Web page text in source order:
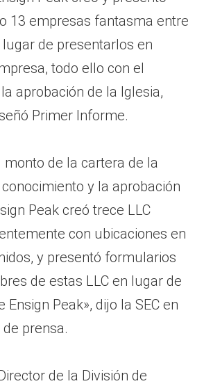
13 empresas fantasma entre
de presentarlos en
todo ello con el
aprobación de la Iglesia,
Primer Informe.
monto de la cartera de la
y la aprobación
Peak creó trece LLC
con ubicaciones en
y presentó formularios
de estas LLC en lugar de
Peak», dijo la SEC en
prensa.
de la División de